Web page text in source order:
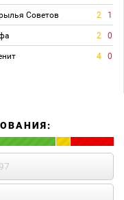
Советов 2 1
2 0
4 0